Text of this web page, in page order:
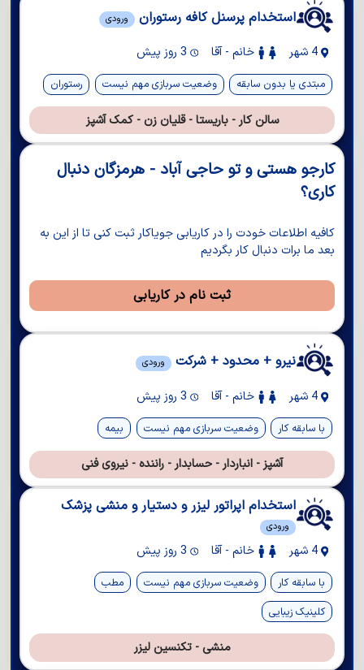
استخدام پرسنل کافه رستوران ورودی
4 شهر خانم - آقا 3 روز پیش
مبتدی یا بدون سابقه وضعیت سربازی مهم نیست رستوران
سالن کار - باریستا - قلیان زن - کمک آشپز
کارجو هستی و تو حاجی آباد - هرمزگان دنبال
کاری؟
کافیه اطلاعات خودت را در کاریابی جویاکار ثبت کنی تا از این به
بعد ما برات دنبال کار بگردیم
ثبت نام در کاریابی
نیرو + محدود + شرکت ورودی
4 شهر خانم - آقا 3 روز پیش
با سابقه کار وضعیت سربازی مهم نیست بیمه
آشپز - انباردار - حسابدار - راننده - نیروی فنی
استخدام اپراتور لیزر و دستیار و منشی پزشک
ورودی
4 شهر خانم - آقا 3 روز پیش
با سابقه کار وضعیت سربازی مهم نیست
مطب
کلینیک زیبایی
منشی - تکنسین لیزر